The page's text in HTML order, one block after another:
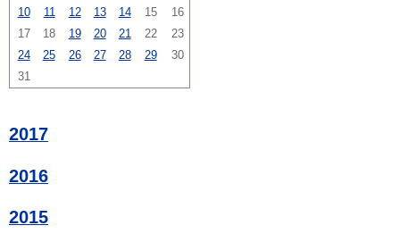
10
11 12 13 14 15
16
17
18 19 20 21 22
23
24
25 26 27 28 29
30
31
2017
2016
2015